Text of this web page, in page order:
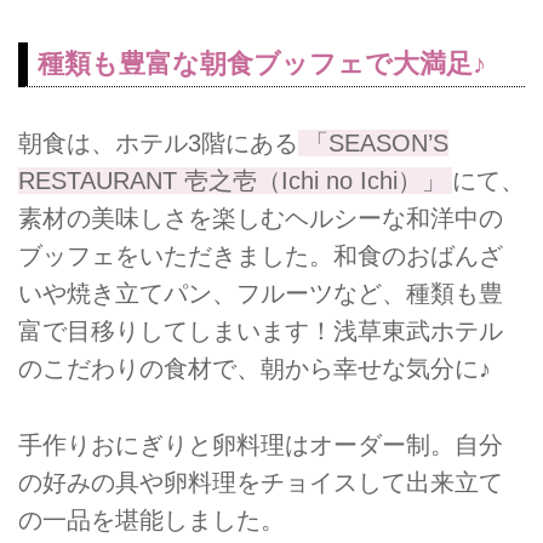
種類も豊富な朝食ブッフェで大満足♪
朝食は、ホテル3階にある
「SEASON’S
RESTAURANT 壱之壱（Ichi no Ichi）」
にて、
素材の美味しさを楽しむヘルシーな和洋中の
ブッフェをいただきました。和食のおばんざ
いや焼き立てパン、フルーツなど、種類も豊
富で目移りしてしまいます！浅草東武ホテル
のこだわりの食材で、朝から幸せな気分に♪
手作りおにぎりと卵料理はオーダー制。自分
の好みの具や卵料理をチョイスして出来立て
の一品を堪能しました。